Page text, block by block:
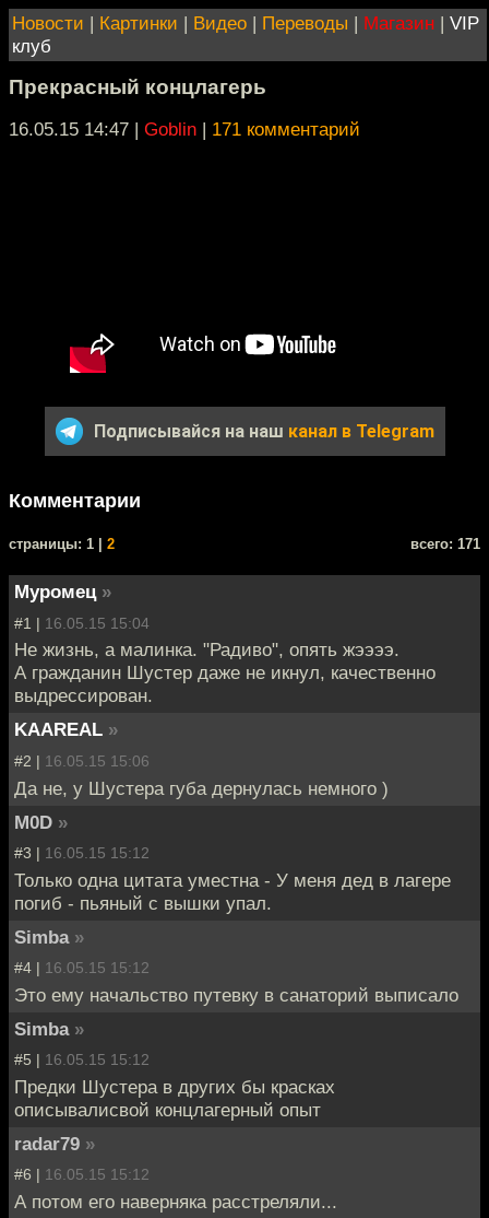
Новости | Картинки | Видео | Переводы | Магазин | VIP
клуб
Прекрасный концлагерь
16.05.15 14:47 | Goblin | 171 комментарий
Подписывайся на наш канал в Telegram
Комментарии
cтраницы: 1 | 2 всего: 171
Муромец »
#1 | 16.05.15 15:04
Не жизнь, а малинка. "Радиво", опять жээээ.
А гражданин Шустер даже не икнул, качественно
выдрессирован.
KAAREAL »
#2 | 16.05.15 15:06
Да не, у Шустера губа дернулась немного )
M0D »
#3 | 16.05.15 15:12
Только одна цитата уместна - У меня дед в лагере
погиб - пьяный с вышки упал.
Simba »
#4 | 16.05.15 15:12
Это ему начальство путевку в санаторий выписало
Simba »
#5 | 16.05.15 15:12
Предки Шустера в других бы красках
описывалисвой концлагерный опыт
radar79 »
#6 | 16.05.15 15:12
А потом его наверняка расстреляли...